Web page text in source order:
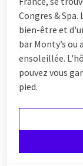
Congres &
bien-être et
bar Monty’s ou
ensoleillée.
pouvez vous
pied.